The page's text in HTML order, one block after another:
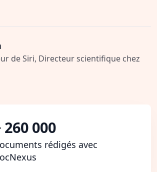
de Siri, Directeur scientifique chez
260 000
rédigés avec